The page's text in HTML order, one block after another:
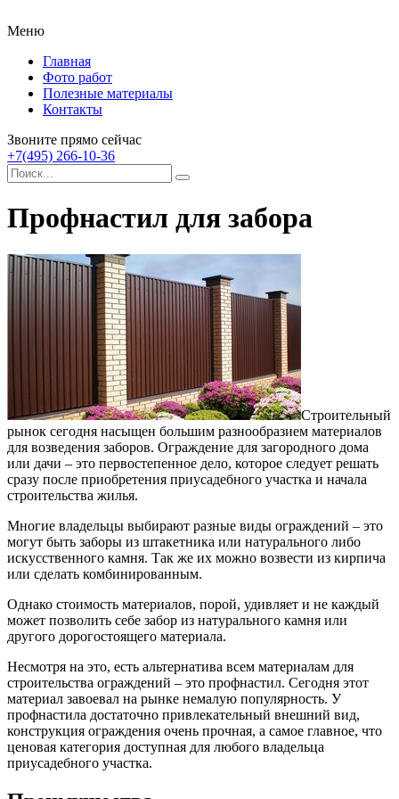
Меню
Главная
Фото работ
Полезные материалы
Контакты
Звоните прямо сейчас
+7(495) 266-10-36
Профнастил для забора
Строительный
рынок сегодня насыщен большим разнообразием материалов
для возведения заборов. Ограждение для загородного дома
или дачи – это первостепенное дело, которое следует решать
сразу после приобретения приусадебного участка и начала
строительства жилья.
Многие владельцы выбирают разные виды ограждений – это
могут быть заборы из штакетника или натурального либо
искусственного камня. Так же их можно возвести из кирпича
или сделать комбинированным.
Однако стоимость материалов, порой, удивляет и не каждый
может позволить себе забор из натурального камня или
другого дорогостоящего материала.
Несмотря на это, есть альтернатива всем материалам для
строительства ограждений – это профнастил. Сегодня этот
материал завоевал на рынке немалую популярность. У
профнастила достаточно привлекательный внешний вид,
конструкция ограждения очень прочная, а самое главное, что
ценовая категория доступная для любого владельца
приусадебного участка.